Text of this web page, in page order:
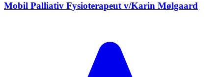
Mobil Palliativ Fysioterapeut v/Karin Mølgaard